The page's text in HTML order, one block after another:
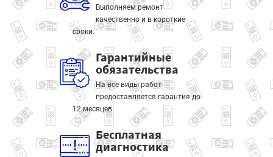
Выполняем ремонт
качественно и в короткие
сроки.
Гарантийные
обязательства
На все виды работ
предоставляется гарантия до
12 месяцев.
Бесплатная
диагностика